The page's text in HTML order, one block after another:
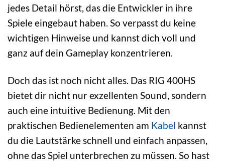
jedes Detail hörst, das die Entwickler in ihre
Spiele eingebaut haben. So verpasst du keine
wichtigen Hinweise und kannst dich voll und
ganz auf dein Gameplay konzentrieren.
Doch das ist noch nicht alles. Das RIG 400HS
bietet dir nicht nur exzellenten Sound, sondern
auch eine intuitive Bedienung. Mit den
praktischen Bedienelementen am Kabel kannst
du die Lautstärke schnell und einfach anpassen,
ohne das Spiel unterbrechen zu müssen. So hast